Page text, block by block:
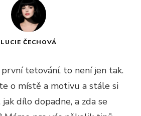
LUCIE ČECHOVÁ
tetování, to není jen tak.
o místě a motivu a stále si
dílo dopadne, a zda se